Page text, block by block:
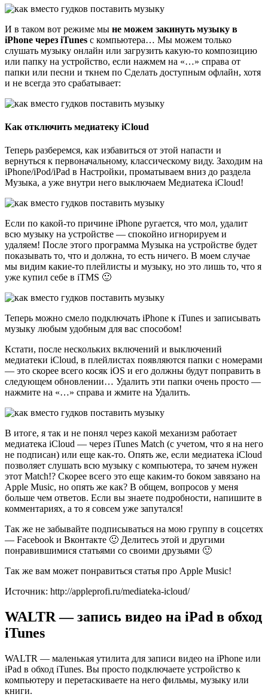
И в таком вот режиме мы не можем закинуть музыку в
iPhone через iTunes с компьютера… Мы можем только
слушать музыку онлайн или загрузить какую-то композицию
или папку на устройство, если нажмем на «…» справа от
папки или песни и ткнем по Сделать доступным офлайн, хотя
и не всегда это срабатывает:
Как отключить медиатеку iCloud
Теперь разберемся, как избавиться от этой напасти и
вернуться к первоначальному, классическому виду. Заходим на
iPhone/iPod/iPad в Настройки, проматываем вниз до раздела
Музыка, а уже внутри него выключаем Медиатека iCloud!
Если по какой-то причине iPhone ругается, что мол, удалит
всю музыку на устройстве — спокойно игнорируем и
удаляем! После этого программа Музыка на устройстве будет
показывать то, что и должна, то есть ничего. В моем случае
мы видим какие-то плейлисты и музыку, но это лишь то, что я
уже купил себе в iTMS 🙂
Теперь можно смело подключать iPhone к iTunes и записывать
музыку любым удобным для вас способом!
Кстати, после нескольких включений и выключений
медиатеки iCloud, в плейлистах появляются папки с номерами
— это скорее всего косяк iOS и его должны будут поправить в
следующем обновлении… Удалить эти папки очень просто —
нажмите на «…» справа и жмите на Удалить.
В итоге, я так и не понял через какой механизм работает
медиатека iCloud — через iTunes Match (с учетом, что я на него
не подписан) или еще как-то. Опять же, если медиатека iCloud
позволяет слушать всю музыку с компьютера, то зачем нужен
этот Match!? Скорее всего это еще каким-то боком завязано на
Apple Music, но опять же как? В общем, вопросов у меня
больше чем ответов. Если вы знаете подробности, напишите в
комментариях, а то я совсем уже запутался!
Так же не забывайте подписываться на мою группу в соцсетях
— Facebook и Вконтакте 🙂 Делитесь этой и другими
понравившимися статьями со своими друзьями 🙂
Так же вам может понравиться статья про Apple Music!
Источник: http://appleprofi.ru/mediateka-icloud/
WALTR — запись видео на iPad в обход
iTunes
WALTR — маленькая утилита для записи видео на iPhone или
iPad в обход iTunes. Вы просто подключаете устройство к
компьютеру и перетаскиваете на него фильмы, музыку или
книги.